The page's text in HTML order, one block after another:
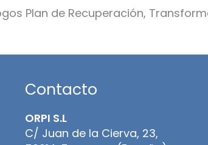
Contacto
ORPI S.L
C/ Juan de la Cierva, 23,